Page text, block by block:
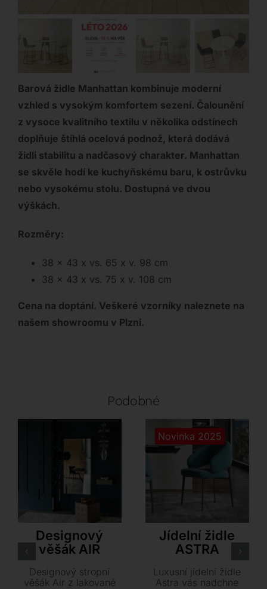
Barová židle Manhattan kombinuje moderní
vzhled s vysokým komfortem sezení. Čalounění
z vysoce kvalitního textilu v několika odstínech
doplňuje štíhlá ocelová podnož, která dodává
židli stabilitu a nadčasový charakter. Manhattan
se skvěle hodí ke kuchyňskému baru, k ostrůvku
nebo vysokému stolu. Dostupná ve dvou
výškách.
Rozměry:
38 x 43 x vs. 65 x v. 98 cm
38 x 43 x vs. 75 x v. 108 cm
Cena na doptání. Veškeré vzorníky naleznete na
našem showroomu v Plzni.
Podobné
Designový
věšák AIR
Designový stropní
věšák Air z lakované
Novinka 2025
Jídelní židle
ASTRA
Luxusní jídelní židle
Astra vás nadchne